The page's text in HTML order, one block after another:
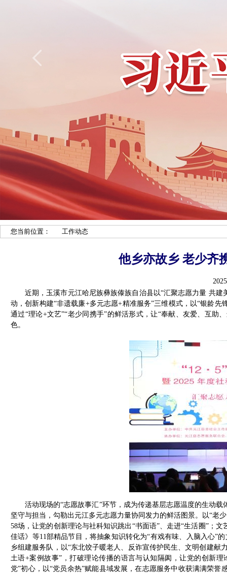
您当前位置： 工作动态
他乡亦故乡 老少齐
近期，玉溪市元江哈尼族彝族傣族自治县以“汇聚志愿力量 共
动，创新构建“非遗载廉+多元志愿+精准服务”三维模式，以“银龄
通过“理论+文艺”“老少同携手”的鲜活形式，让“奉献、友爱、互
色。
活动现场的“志愿故事汇”环节，成为传递基层志愿温度的生动
坚守与担当，勾勒出元江多元志愿力量协同发力的鲜活图景。以“老
58场，让党的创新理论与社科知识跳出“书面语”、走进“生活圈”；
佳话》等11部精品节目，将抽象知识转化为“有戏有味、入脑入心”
乡组建服务队，以“东北饺子暖老人、反诈宣传护民生、文明创建献
土语+案例故事”，打破理论传播的语言与认知隔阂，让党的创新
党”初心，以“党员余热”赋能县域发展，在志愿服务中收获满满荣